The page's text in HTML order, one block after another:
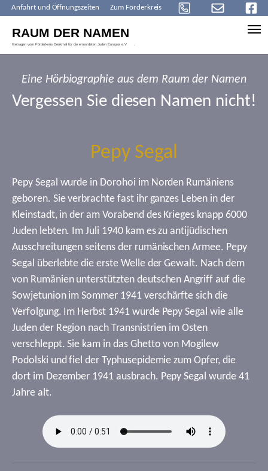
Anfahrt und Öffnungszeiten Zum Förderkreis
Eine Hörbiographie aus dem Raum der Namen
Vergessen Sie diesen Namen nicht!
Pepy Segal
Pepy Segal wurde in Dorohoi im Norden Rumäniens
geboren. Sie verbrachte fast ihr ganzes Leben in der
Kleinstadt, in der am Vorabend des Krieges knapp 6000
Juden lebten. Im Juli 1940 kam es zu antijüdischen
Ausschreitungen seitens der rumänischen Armee. Pepy
Segal überlebte die erste Welle der Gewalt. Nach dem
von Rumänien unterstützten deutschen Angriff auf die
Sowjetunion im Sommer 1941 verschärfte sich die
Verfolgung. Im Herbst 1941 wurde Pepy Segal wie alle
Juden der Region nach Transnistrien im Osten
verschleppt. Sie kam in das Ghetto von Mogilew
Podolski und fiel der Typhusepidemie zum Opfer, die
dort im Dezember 1941 ausbrach. Pepy Segal wurde 41
Jahre alt.